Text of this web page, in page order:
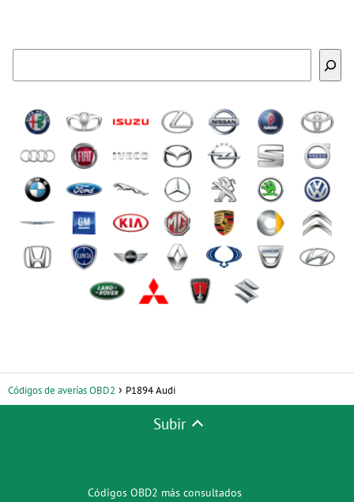
Códigos de averías OBD2 P1894 Audi
Subir
Códigos OBD2 más consultados